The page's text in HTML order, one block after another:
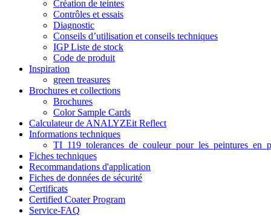
Création de teintes
Contrôles et essais
Diagnostic
Conseils d’utilisation et conseils techniques
IGP Liste de stock
Code de produit
Inspiration
green treasures
Brochures et collections
Brochures
Color Sample Cards
Calculateur de ANALYZEit Reflect
Informations techniques
Fiches techniques
Recommandations d'application
Fiches de données de sécurité
Certificats
Certified Coater Program
Service-FAQ